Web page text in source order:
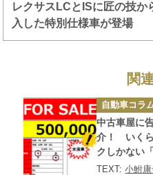
レクサスLCとISに匠の技か
入した特別仕様車が登場
関
カ
テ
ゴ
リ
ー
自動車コラ
中古車屋に
介！ いくら
クしかない
TEXT:小鮒康